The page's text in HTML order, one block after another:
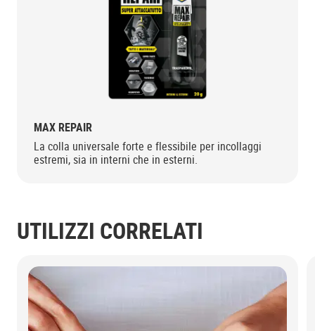
MAX REPAIR
La colla universale forte e flessibile per incollaggi
estremi, sia in interni che in esterni.
UTILIZZI CORRELATI